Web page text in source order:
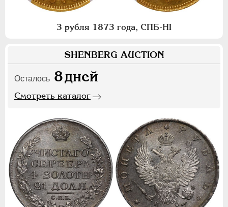
3 рубля 1873 года, СПБ-НI
SHENBERG AUCTION
Осталось 8дней
Смотреть каталог